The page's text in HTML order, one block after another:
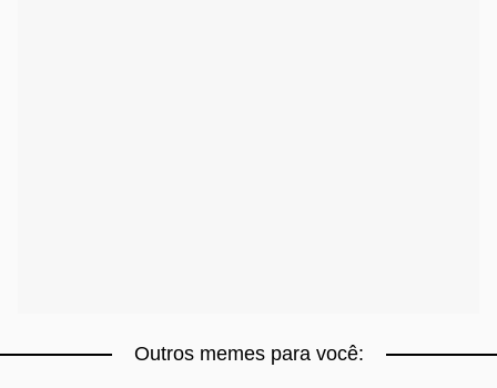
Outros memes para você: